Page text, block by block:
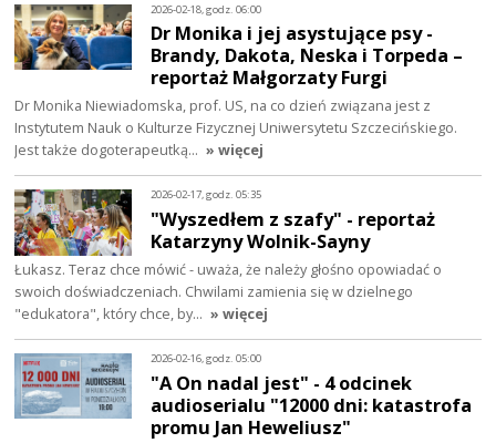
2026-02-18, godz. 06:00
Dr Monika i jej asystujące psy -
Brandy, Dakota, Neska i Torpeda –
reportaż Małgorzaty Furgi
Dr Monika Niewiadomska, prof. US, na co dzień związana jest z
Instytutem Nauk o Kulturze Fizycznej Uniwersytetu Szczecińskiego.
Jest także dogoterapeutką… » więcej
2026-02-17, godz. 05:35
"Wyszedłem z szafy" - reportaż
Katarzyny Wolnik-Sayny
Łukasz. Teraz chce mówić - uważa, że należy głośno opowiadać o
swoich doświadczeniach. Chwilami zamienia się w dzielnego
"edukatora", który chce, by… » więcej
2026-02-16, godz. 05:00
"A On nadal jest" - 4 odcinek
audioserialu "12000 dni: katastrofa
promu Jan Heweliusz"